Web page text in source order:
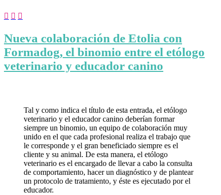
  
Nueva colaboración de Etolia con
Formadog, el binomio entre el etólogo
veterinario y educador canino
Tal y como indica el título de esta entrada, el etólogo
veterinario y el educador canino deberían formar
siempre un binomio, un equipo de colaboración muy
unido en el que cada profesional realiza el trabajo que
le corresponde y el gran beneficiado siempre es el
cliente y su animal. De esta manera, el etólogo
veterinario es el encargado de llevar a cabo la consulta
de comportamiento, hacer un diagnóstico y de plantear
un protocolo de tratamiento, y éste es ejecutado por el
educador.